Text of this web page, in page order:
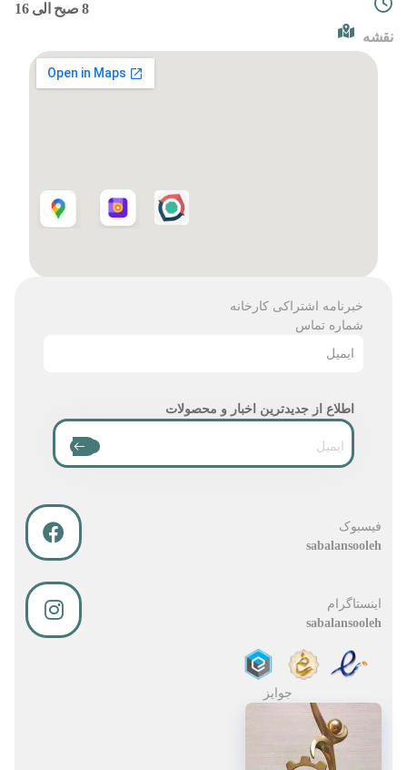
8 صبح الی 16
نقشه
خبرنامه اشتراکی کارخانه
شماره تماس
ایمیل
اطلاع از جدیدترین اخبار و محصولات
فیسبوک
sabalansooleh
اینستاگرام
sabalansooleh
جوایز